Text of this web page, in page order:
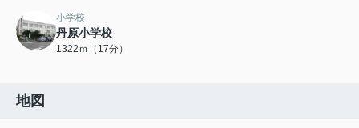
小学校
丹原小学校
1322ｍ（17分）
地図